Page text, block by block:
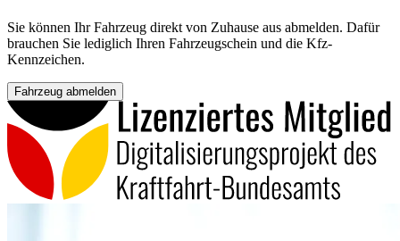
Sie können Ihr Fahrzeug direkt von Zuhause aus abmelden. Dafür
brauchen Sie lediglich Ihren Fahrzeugschein und die Kfz-
Kennzeichen.
Fahrzeug abmelden